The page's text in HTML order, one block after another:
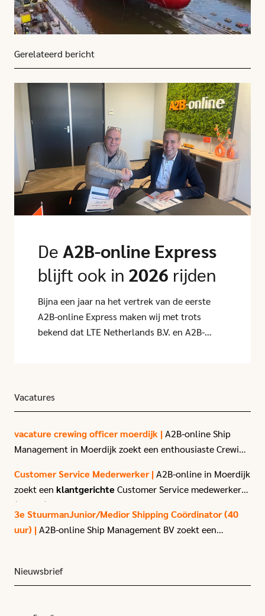
Gerelateerd bericht
De A2B-online Express
blijft ook in 2026 rijden
Bijna een jaar na het vertrek van de eerste
A2B-online Express maken wij met trots
bekend dat LTE Netherlands B.V. en A2B-
Click here to go to this article
Vacatures
vacature crewing officer moerdijk | A2B-online Ship
Management in Moerdijk zoekt een enthousiaste Crewing
Customer Service Mederwerker | A2B-online in Moerdijk
zoekt een klantgerichteCustomer Service medewerker
(40 uur) met affiniteit voor logistiek en transport.
3e StuurmanJunior/Medior Shipping Coördinator (40
uur) | A2B-online Ship Management BV zoekt een
Nieuwsbrief